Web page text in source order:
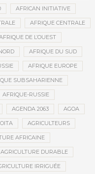
AFRICAN INITIATIVE
AFRIQUE CENTRALE
DE L’OUEST
AFRIQUE DU SUD
AFRIQUE EUROPE
SUBSAHARIENNE
AFRIQUE-RUSSIE
AGENDA 2063 AGOA
AGRICULTEURS
AFRICAINE
AGRICULTURE DURABLE
IRRIGUÉE